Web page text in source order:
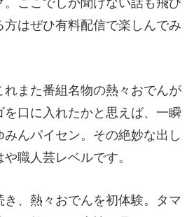
。ここでしか聞けない話も飛び
方はぜひ有料配信で楽しんでみ
れまた番組名物の熱々おでんが
口に入れたかと思えば、一瞬
んパイセン。その絶妙な出し
職人芸レベルです。
、熱々おでんを初体験。タマ